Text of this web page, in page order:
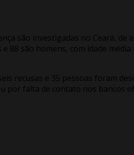
são investigadas no Ceará, de
88 são homens, com idade
recusas e 35 pessoas foram
falta de contato nos bancos